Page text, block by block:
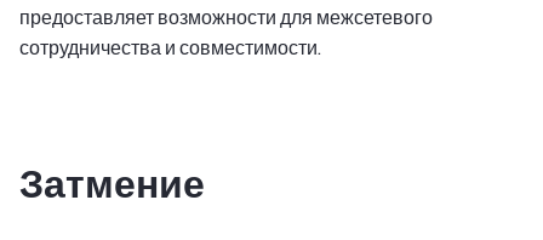
предоставляет возможности для межсетевого
сотрудничества и совместимости.
Затмение